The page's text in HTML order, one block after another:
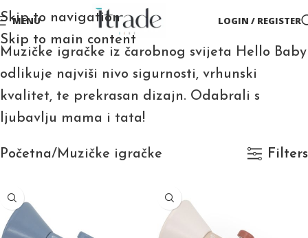
Skip to navigation
Skip to main content
MENU LOGIN / REGISTER
Muzičke igračke iz čarobnog svijeta Hello Baby
odlikuje najviši nivo sigurnosti, vrhunski
kvalitet, te prekrasan dizajn. Odabrali s
ljubavlju mama i tata!
Početna Muzičke igračke Filters